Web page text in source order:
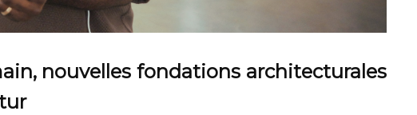
nouvelles fondations architecturales